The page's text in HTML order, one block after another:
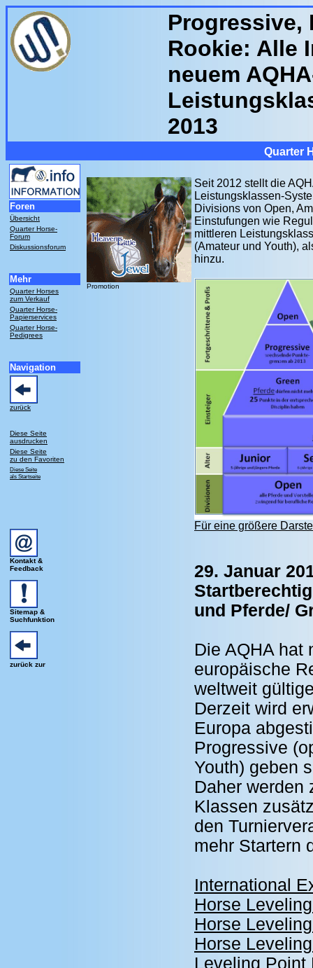
Progressive,
Rookie: Alle
neuem
2013
Quarter
Foren
Übersicht
Quarter Horse-
Forum
Diskussionsforum
Mehr
Quarter Horses
zum Verkauf
Quarter Horse-
Papierservices
Quarter Horse-
Pedigrees
Navigation
zurück
Diese Seite
ausdrucken
Diese Seite
zu den Favoriten
Diese Seite
als Startseite
Kontakt &
Feedback
Sitemap &
Suchfunktion
zurück zur
Promotion
Seit 2012 stellt die
Leistungsklassen-
Divisions von Open,
Einstufungen wie
mittleren
(Amateur und Youth),
hinzu.
Für eine größere
29. Januar
und Pferde/
Die AQHA hat
europäische
weltweit
Derzeit wird
Europa
Progressive
Youth) geben
Daher werden
Klassen
den
mehr Startern
International
Horse
Horse
Horse
Leveling Point